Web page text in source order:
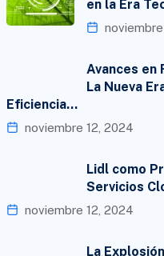
en la Era
Avances en
La Nueva
Eficiencia…
noviembre 12, 2024
Lidl como
Servicios
noviembre 12, 2024
La